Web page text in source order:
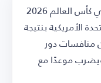
حجز منتخب بلجيكا مقعده في ربع نهائي كأس العالم 2026
الأمريكية بنتيجة
منافسات دور
ويضرب موعدًا مع